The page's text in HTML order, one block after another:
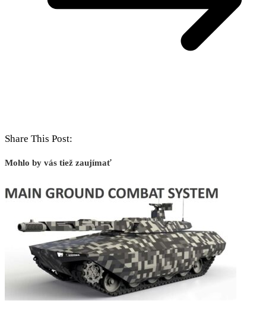
Share This Post:
Mohlo by vás tiež zaujímať